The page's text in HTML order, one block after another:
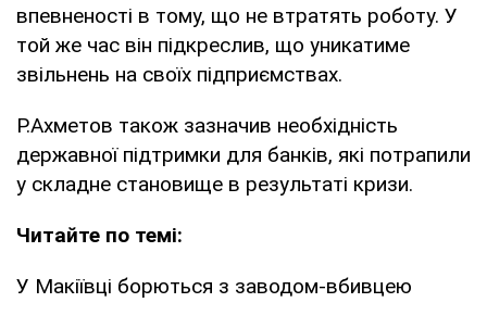
впевненості в тому, що не втратять роботу. У
той же час він підкреслив, що уникатиме
звільнень на своїх підприємствах.
Р.Ахметов також зазначив необхідність
державної підтримки для банків, які потрапили
у складне становище в результаті кризи.
Читайте по темі:
У Макіївці борються з заводом-вбивцею